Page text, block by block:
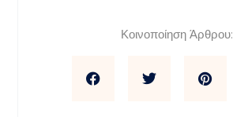
Κοινοποίηση Άρθρου: